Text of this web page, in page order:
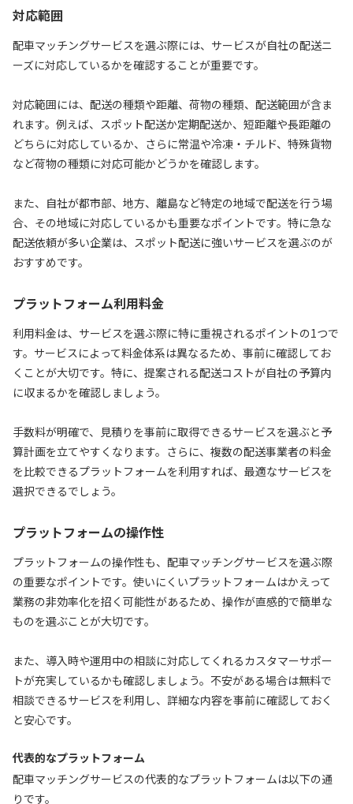
対応範囲
配車マッチングサービスを選ぶ際には、サービスが自社の配送ニ
ーズに対応しているかを確認することが重要です。
対応範囲には、配送の種類や距離、荷物の種類、配送範囲が含ま
れます。例えば、スポット配送か定期配送か、短距離や長距離の
どちらに対応しているか、さらに常温や冷凍・チルド、特殊貨物
など荷物の種類に対応可能かどうかを確認します。
また、自社が都市部、地方、離島など特定の地域で配送を行う場
合、その地域に対応しているかも重要なポイントです。特に急な
配送依頼が多い企業は、スポット配送に強いサービスを選ぶのが
おすすめです。
プラットフォーム利用料金
利用料金は、サービスを選ぶ際に特に重視されるポイントの1つで
す。サービスによって料金体系は異なるため、事前に確認してお
くことが大切です。特に、提案される配送コストが自社の予算内
に収まるかを確認しましょう。
手数料が明確で、見積りを事前に取得できるサービスを選ぶと予
算計画を立てやすくなります。さらに、複数の配送事業者の料金
を比較できるプラットフォームを利用すれば、最適なサービスを
選択できるでしょう。
プラットフォームの操作性
プラットフォームの操作性も、配車マッチングサービスを選ぶ際
の重要なポイントです。使いにくいプラットフォームはかえって
業務の非効率化を招く可能性があるため、操作が直感的で簡単な
ものを選ぶことが大切です。
また、導入時や運用中の相談に対応してくれるカスタマーサポー
トが充実しているかも確認しましょう。不安がある場合は無料で
相談できるサービスを利用し、詳細な内容を事前に確認しておく
と安心です。
代表的なプラットフォーム
配車マッチングサービスの代表的なプラットフォームは以下の通
りです。